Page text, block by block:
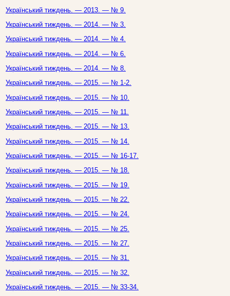
Український тиждень. — 2013. — № 9.
Український тиждень. — 2014. — № 3.
Український тиждень. — 2014. — № 4.
Український тиждень. — 2014. — № 6.
Український тиждень. — 2014. — № 8.
Український тиждень. — 2015. — № 1-2.
Український тиждень. — 2015. — № 10.
Український тиждень. — 2015. — № 11.
Український тиждень. — 2015. — № 13.
Український тиждень. — 2015. — № 14.
Український тиждень. — 2015. — № 16-17.
Український тиждень. — 2015. — № 18.
Український тиждень. — 2015. — № 19.
Український тиждень. — 2015. — № 22.
Український тиждень. — 2015. — № 24.
Український тиждень. — 2015. — № 25.
Український тиждень. — 2015. — № 27.
Український тиждень. — 2015. — № 31.
Український тиждень. — 2015. — № 32.
Український тиждень. — 2015. — № 33-34.